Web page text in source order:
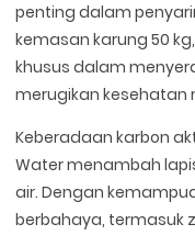
penting dalam
kemasan karung 50
khusus dalam
merugikan kesehatan
Keberadaan karbon
Water menambah
air. Dengan
berbahaya, termasuk